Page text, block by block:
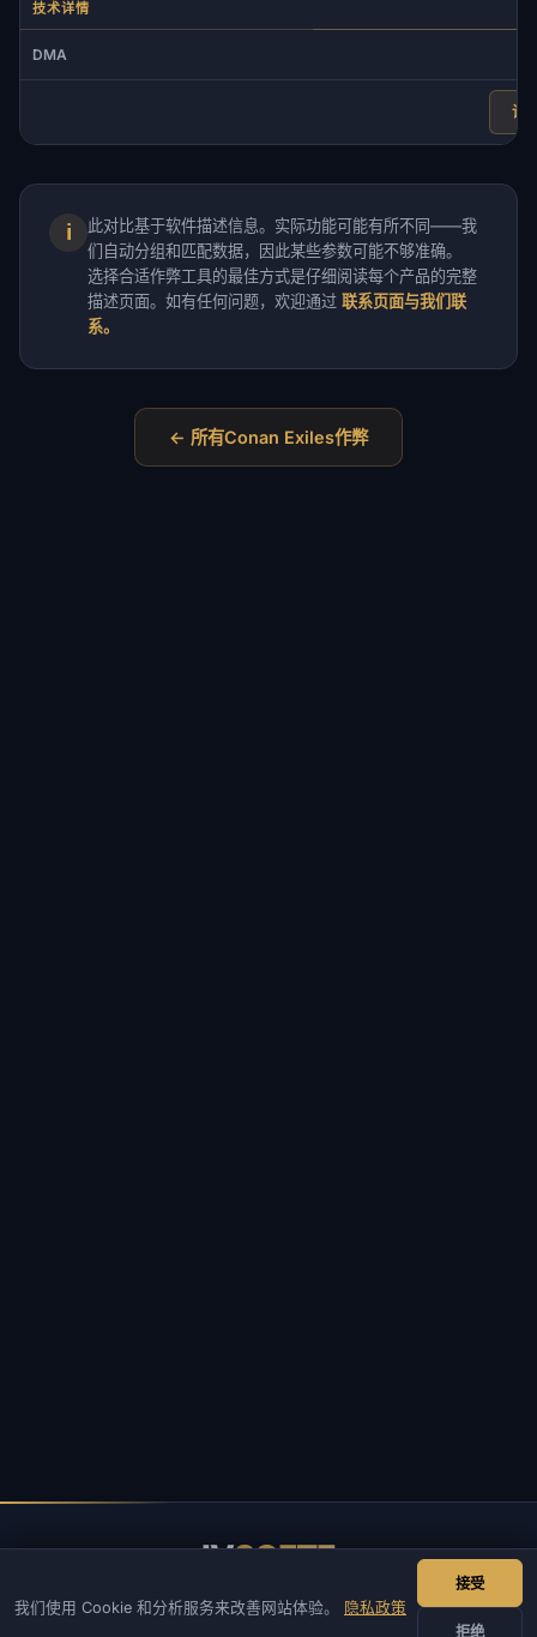
技术详情
DMA
详
ℹ
此对比基于软件描述信息。实际功能可能有所不同——我
们自动分组和匹配数据，因此某些参数可能不够准确。
选择合适作弊工具的最佳方式是仔细阅读每个产品的完整
描述页面。如有任何问题，欢迎通过 联系页面与我们联
系。
← 所有Conan Exiles作弊
IVSOFTE
IVSOFTE — 软件商店。我们提供软件安装和启动服务。
我们使用 Cookie 和分析服务来改善网站体验。 隐私政策
接受
拒绝